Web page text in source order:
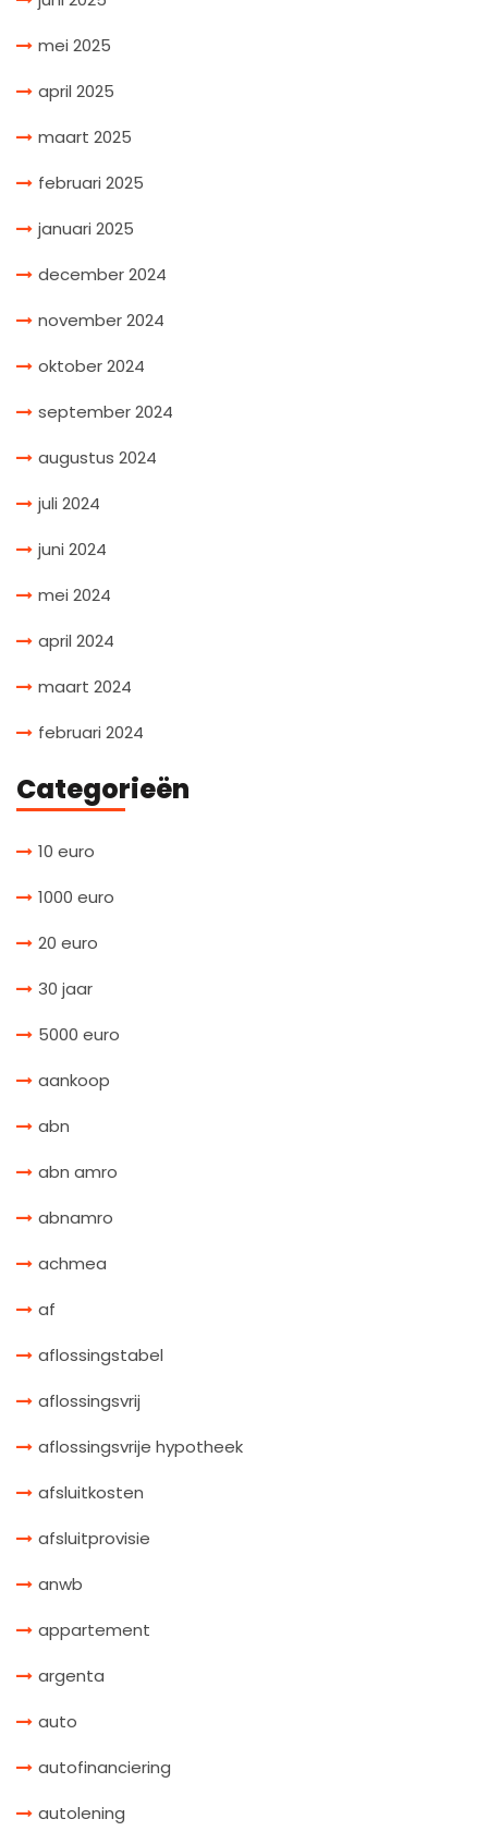
mei 2025
april 2025
maart 2025
februari 2025
januari 2025
december 2024
november 2024
oktober 2024
september 2024
augustus 2024
juli 2024
juni 2024
mei 2024
april 2024
maart 2024
februari 2024
Categorieën
10 euro
1000 euro
20 euro
30 jaar
5000 euro
aankoop
abn
abn amro
abnamro
achmea
af
aflossingstabel
aflossingsvrij
aflossingsvrije hypotheek
afsluitkosten
afsluitprovisie
anwb
appartement
argenta
auto
autofinanciering
autolening